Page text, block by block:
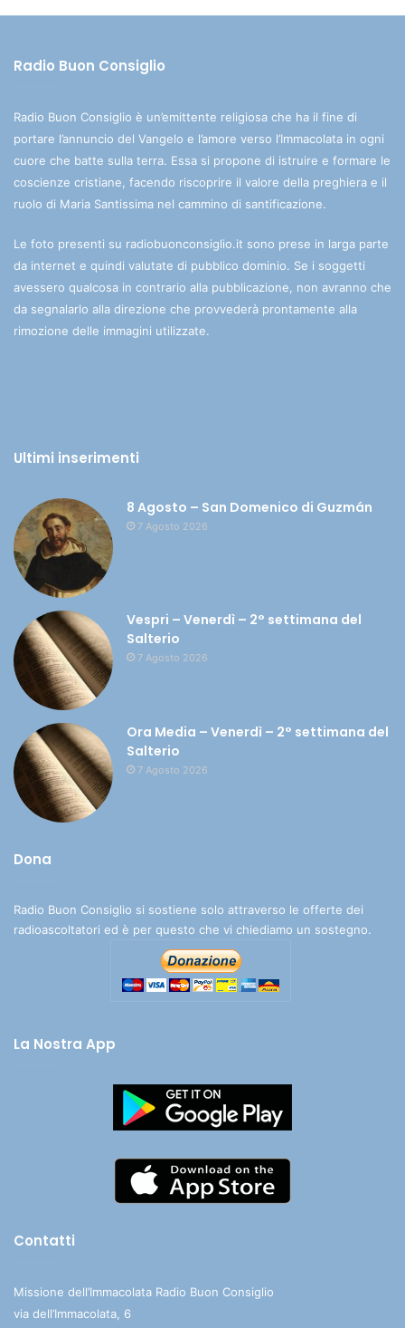
Radio Buon Consiglio
Radio Buon Consiglio è un’emittente religiosa che ha il fine di
portare l’annuncio del Vangelo e l’amore verso l’Immacolata in ogni
cuore che batte sulla terra. Essa si propone di istruire e formare le
coscienze cristiane, facendo riscoprire il valore della preghiera e il
ruolo di Maria Santissima nel cammino di santificazione.
Le foto presenti su radiobuonconsiglio.it sono prese in larga parte
da internet e quindi valutate di pubblico dominio. Se i soggetti
avessero qualcosa in contrario alla pubblicazione, non avranno che
da segnalarlo alla direzione che provvederà prontamente alla
rimozione delle immagini utilizzate.
Ultimi inserimenti
8 Agosto – San Domenico di Guzmán
7 Agosto 2026
Vespri – Venerdì – 2° settimana del
Salterio
7 Agosto 2026
Ora Media – Venerdì – 2° settimana del
Salterio
7 Agosto 2026
Dona
Radio Buon Consiglio si sostiene solo attraverso le offerte dei
radioascoltatori ed è per questo che vi chiediamo un sostegno.
La Nostra App
Contatti
Missione dell’Immacolata Radio Buon Consiglio
via dell’Immacolata, 6